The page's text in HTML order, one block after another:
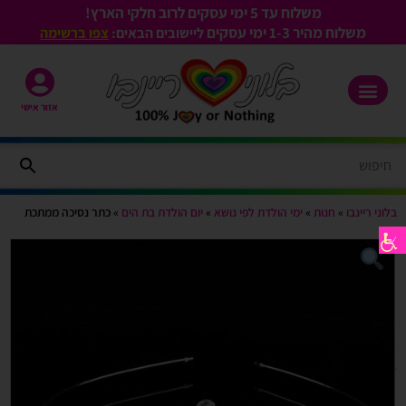
משלוח עד 5 ימי עסקים לרוב חלקי הארץ!
משלוח מהיר 1-3
ימי עסקים ליישובים הבאים: צפו ברשימה
אזור אישי
בלוני ריינבו » חנות » ימי הולדת לפי נושא » יום הולדת בת הים » כתר נסיכה ממתכת